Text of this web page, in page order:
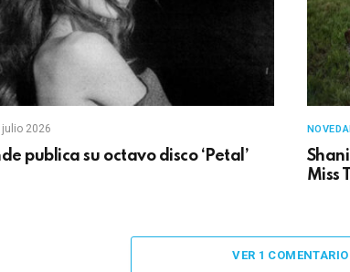
julio 2026
publica su octavo disco ‘Petal’
Miss
VER 1 COMENTARIO